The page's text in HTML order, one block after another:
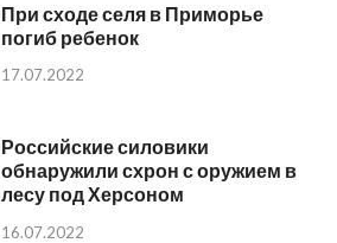
При сходе селя в Приморье
погиб ребенок
17.07.2022
Российские силовики
обнаружили схрон с оружием в
лесу под Херсоном
16.07.2022